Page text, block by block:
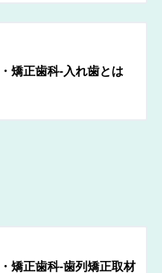
矯正歯科-入れ歯とは
矯正歯科-歯列矯正取材